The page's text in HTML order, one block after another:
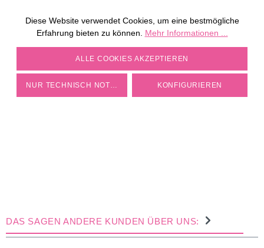
ZU DEN MÜHLEN
DAS SAGEN ANDERE KUNDEN ÜBER UNS:
Diese Website verwendet Cookies, um eine bestmögliche
Erfahrung bieten zu können. Mehr Informationen ...
COOKIE-EINSTELLUNGEN
ALLE COOKIES AKZEPTIEREN
NUR TECHNISCH NOTWENDIGE KONFIGURIEREN